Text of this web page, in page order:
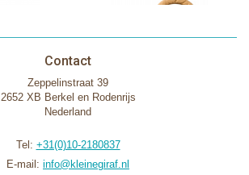
Contact
Zeppelinstraat 39
2652 XB Berkel en Rodenrijs
Nederland
Tel: +31(0)10-2180837
E-mail: info@kleinegiraf.nl